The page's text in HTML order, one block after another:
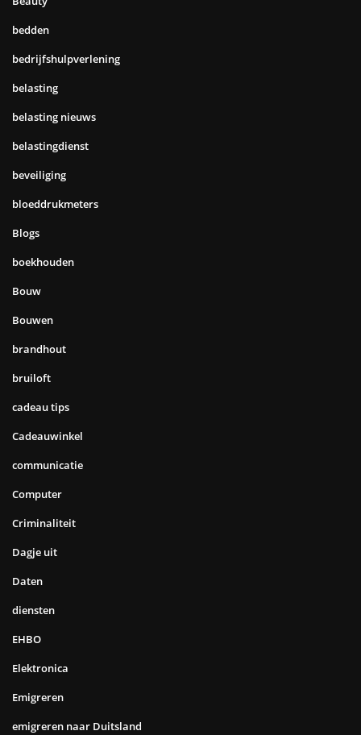
bedden
bedrijfshulpverlening
belasting
belasting nieuws
belastingdienst
beveiliging
bloeddrukmeters
Blogs
boekhouden
Bouw
Bouwen
brandhout
bruiloft
cadeau tips
Cadeauwinkel
communicatie
Computer
Criminaliteit
Dagje uit
Daten
diensten
EHBO
Elektronica
Emigreren
emigreren naar Duitsland